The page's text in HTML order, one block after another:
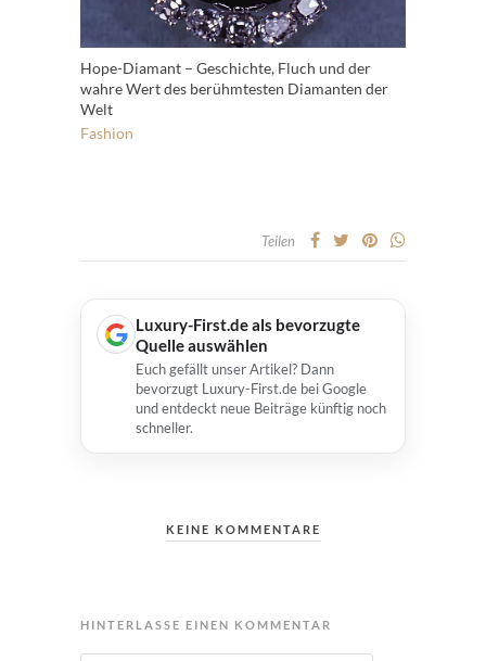
Hope-Diamant – Geschichte, Fluch und der
wahre Wert des berühmtesten Diamanten der
Welt
Fashion
Teilen
Luxury-First.de als bevorzugte
Quelle auswählen
Euch gefällt unser Artikel? Dann
bevorzugt Luxury-First.de bei Google
und entdeckt neue Beiträge künftig noch
schneller.
KEINE KOMMENTARE
HINTERLASSE EINEN KOMMENTAR